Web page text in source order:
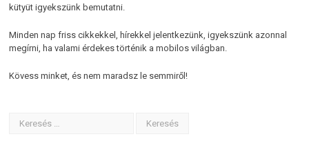
kütyüt igyekszünk bemutatni.
Minden nap friss cikkekkel, hírekkel jelentkezünk, igyekszünk azonnal
megírni, ha valami érdekes történik a mobilos világban.
Kövess minket, és nem maradsz le semmiről!